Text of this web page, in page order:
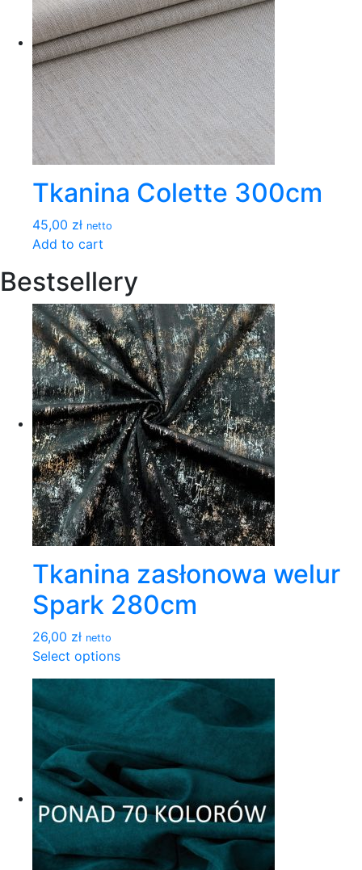
Tkanina Colette 300cm
45,00 zł netto
Add to cart
Bestsellery
Tkanina zasłonowa welur
Spark 280cm
26,00 zł netto
Select options